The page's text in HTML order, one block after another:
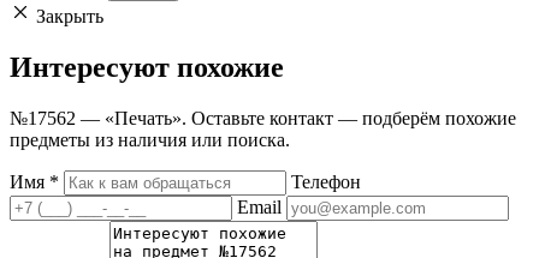
Закрыть
Интересуют похожие
№17562 — «Печать». Оставьте контакт — подберём похожие
предметы из наличия или поиска.
Имя *
Телефон
Email